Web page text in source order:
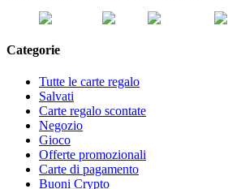
Categorie
Tutte le carte regalo
Salvati
Carte regalo scontate
Negozio
Gioco
Offerte promozionali
Carte di pagamento
Buoni Crypto